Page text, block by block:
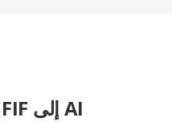
كيفية تحويل JFIF إلى AI